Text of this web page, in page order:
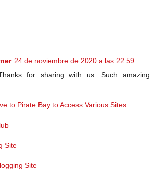
24 de noviembre de 2020 a las 22:59
for sharing with us. Such amazing
to Pirate Bay to Access Various Sites
Site
Site